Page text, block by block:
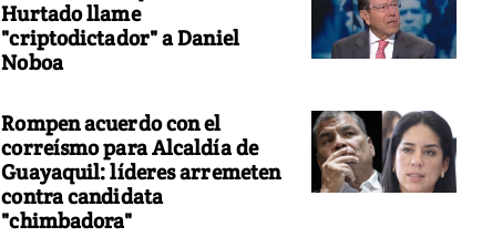
Hurtado llame
"criptodictador" a Daniel
Noboa
Rompen acuerdo con el
correísmo para Alcaldía de
Guayaquil: líderes arremeten
contra candidata
"chimbadora"